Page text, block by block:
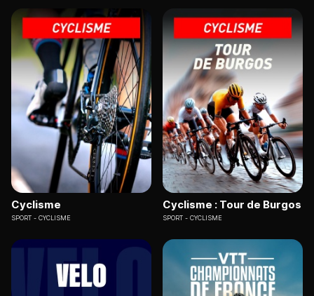
Cyclisme
SPORT CYCLISME
Cyclisme : Tour de Burgos
SPORT CYCLISME